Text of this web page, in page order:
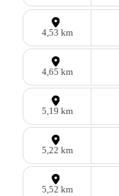
4,53 km
4,65 km
5,19 km
5,22 km
5,52 km